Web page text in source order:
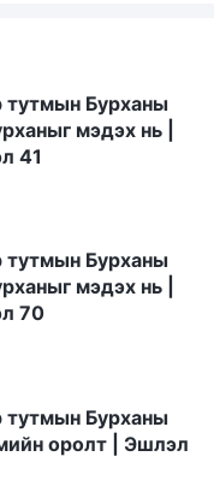
Бурханы
мэдэх нь |
41
Бурханы
мэдэх нь |
70
Бурханы
оролт | Эшлэл